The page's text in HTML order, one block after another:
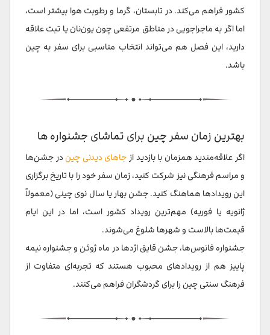
کشور فراهم می‌کند. در تابستان، گرما و رطوبت هوا بیشتر است،
اما اگر به ماجراجویی در مناطق مرتفعی چون یون‌نان یا تبت علاقه
دارید، این فصل هم می‌تواند انتخاب مناسبی برای سفر به چین
باشد.
بهترین زمان سفر چین برای تماشای جشنواره ها
اگر علاقه‌مندید همزمان با بازدید از جاهای دیدنی چین در جشن‌ها
و مراسم فرهنگی نیز شرکت کنید، زمان سفر خود را با تاریخ برگزاری
این رویدادها هماهنگ کنید. جشن بهار یا سال نوی چینی (معمولاً
ژانویه یا فوریه) مهم‌ترین رویداد کشور است، اما در این ایام
قیمت‌ها بالاست و شهرها شلوغ می‌شوند.
جشنواره فانوس‌ها، جشن قایق اژدها در ماه ژوئن و جشنواره نیمه
پاییز هم از رویدادهای محبوب هستند که تجربه‌ای متفاوت از
فرهنگ سنتی چین را برای گردشگران فراهم می‌کنند.